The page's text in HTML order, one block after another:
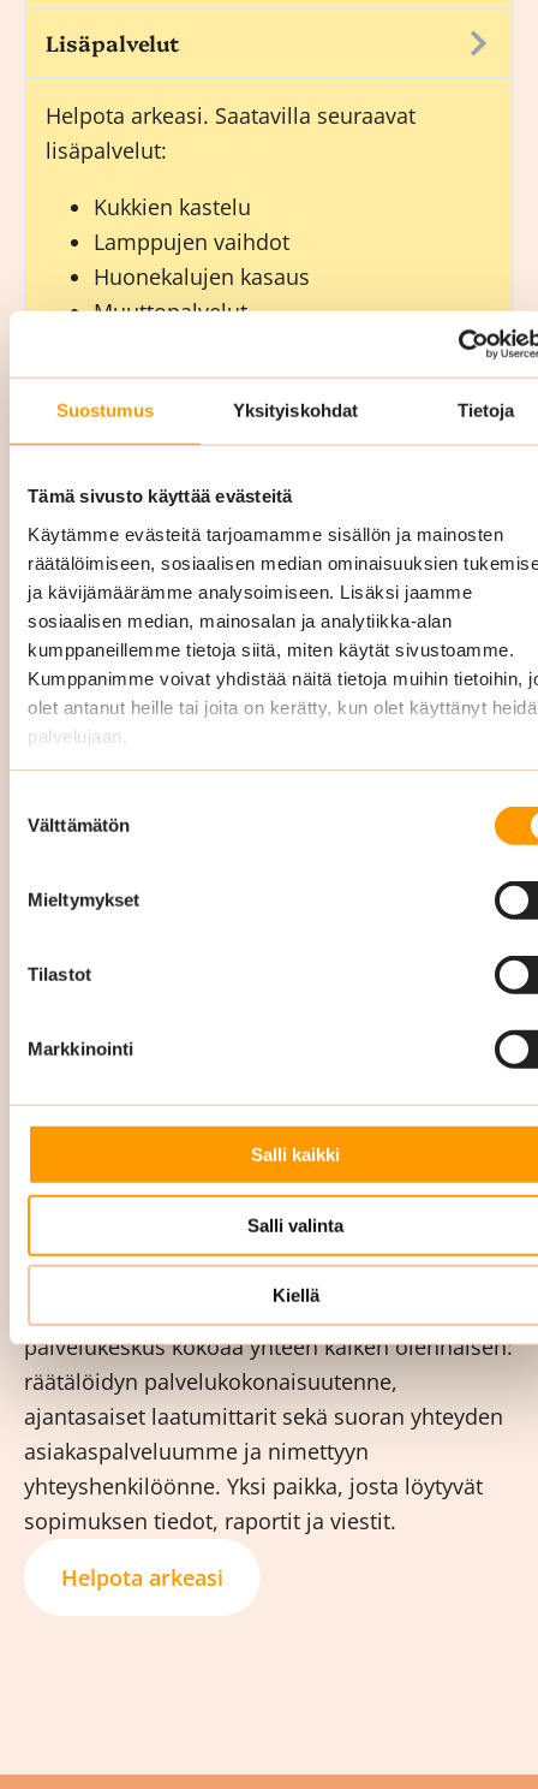
Suostumus Yksityiskohdat Tietoja
Tämä sivusto käyttää evästeitä
Käytämme evästeitä tarjoamamme sisällön ja mainosten
räätälöimiseen, sosiaalisen median ominaisuuksien
ja kävijämäärämme analysoimiseen. Lisäksi jaamme
sosiaalisen median, mainosalan ja analytiikka-alan
kumppaneillemme tietoja siitä, miten käytät sivustoamme.
Kumppanimme voivat yhdistää näitä tietoja muihin tietoihin,
olet antanut heille tai joita on kerätty, kun olet käyttänyt
palvelujaan.
valinta
Välttämätön
Mieltymykset
Tilastot
Markkinointi
Salli kaikki
Salli valinta
Kiellä
Lisäpalvelut
Helpota arkeasi. Saatavilla seuraavat
lisäpalvelut:
Kukkien kastelu
Lamppujen vaihdot
Huonekalujen kasaus
Muuttopalvelut
Hygienia- ja kahvitarvikkeiden täytöt.
Päivystyssiivous 24/7 (Uusimaa):
Siskon Siivouksen päivystyssiivous auttaa
yrityksiä Uudellamaalla kaikissa äkillisissä
siivoustarpeissa 24/7 nopeasti ja
tehokkaasti, soita029 3400 900.
vesivahinko
viemärivahinko
tulipalo
ilkivalta tai murtojäljet
Teemme säännöllisesti laadunvalvontaa ja
kirjaamme kaikki omavalvonnat, laatukierrokset
ja palautteet toiminnanohjausjärjestelmäämme.
tilojesi ja asiakkuutesi osalta. Raportoimme
sinulle säännöllisesti sopimuksen mukaan.
Digitaalinen palvelukeskus pitää teidät
kartalla
Asiakkaillemme rakennettu digitaalinen
palvelukeskus kokoaa yhteen kaiken olennaisen:
räätälöidyn palvelukokonaisuutenne,
ajantasaiset laatumittarit sekä suoran yhteyden
asiakaspalveluumme ja nimettyyn
yhteyshenkilöönne. Yksi paikka, josta löytyvät
sopimuksen tiedot, raportit ja viestit.
Helpota arkeasi